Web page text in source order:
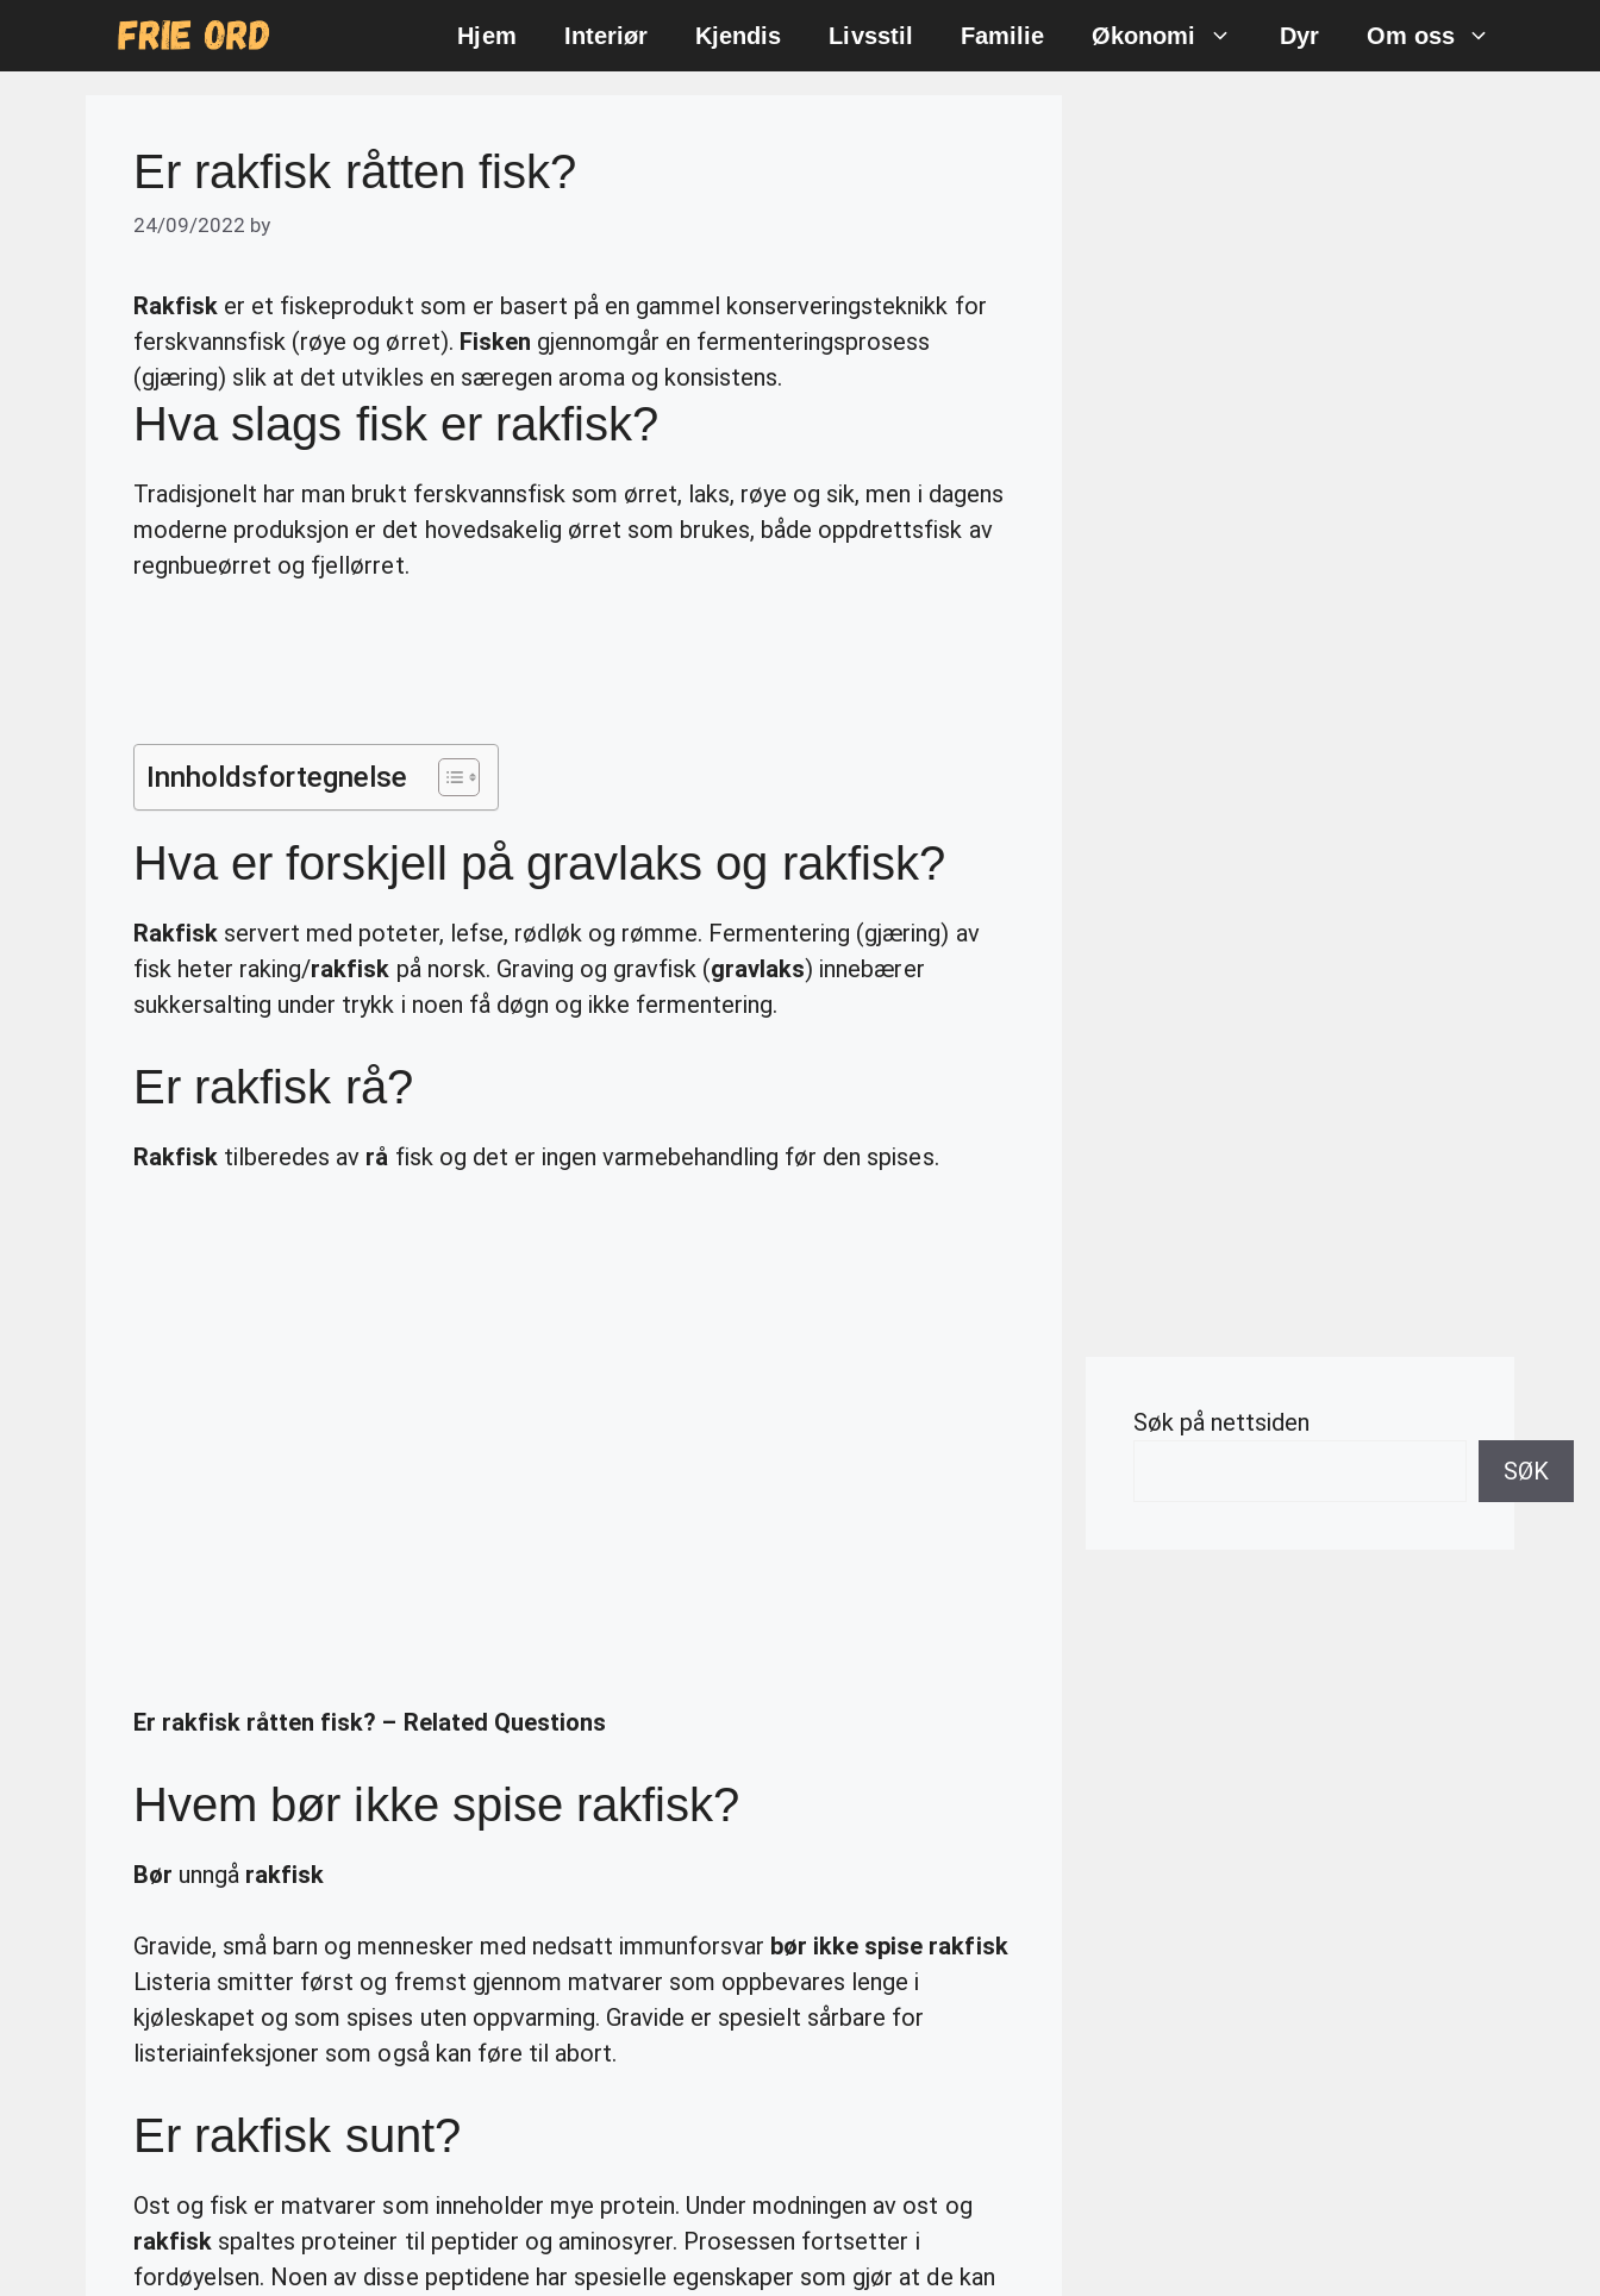
Hjem Interiør Kjendis Livsstil Familie Økonomi Dyr Om oss
Er rakfisk råtten fisk?
24/09/2022 by
Rakfisk er et fiskeprodukt som er basert på en gammel konserveringsteknikk for
ferskvannsfisk (røye og ørret). Fisken gjennomgår en fermenteringsprosess
(gjæring) slik at det utvikles en særegen aroma og konsistens.
Hva slags fisk er rakfisk?
Tradisjonelt har man brukt ferskvannsfisk som ørret, laks, røye og sik, men i dagens
moderne produksjon er det hovedsakelig ørret som brukes, både oppdrettsfisk av
regnbueørret og fjellørret.
Innholdsfortegnelse
Hva er forskjell på gravlaks og rakfisk?
Rakfisk servert med poteter, lefse, rødløk og rømme. Fermentering (gjæring) av
fisk heter raking/rakfisk på norsk. Graving og gravfisk (gravlaks) innebærer
sukkersalting under trykk i noen få døgn og ikke fermentering.
Er rakfisk rå?
Rakfisk tilberedes av rå fisk og det er ingen varmebehandling før den spises.
Er rakfisk råtten fisk? – Related Questions
Hvem bør ikke spise rakfisk?
Bør unngå rakfisk
Gravide, små barn og mennesker med nedsatt immunforsvar bør ikke spise rakfisk
Listeria smitter først og fremst gjennom matvarer som oppbevares lenge i
kjøleskapet og som spises uten oppvarming. Gravide er spesielt sårbare for
listeriainfeksjoner som også kan føre til abort.
Er rakfisk sunt?
Ost og fisk er matvarer som inneholder mye protein. Under modningen av ost og
rakfisk spaltes proteiner til peptider og aminosyrer. Prosessen fortsetter i
fordøyelsen. Noen av disse peptidene har spesielle egenskaper som gjør at de kan
Søk på nettsiden
SØK